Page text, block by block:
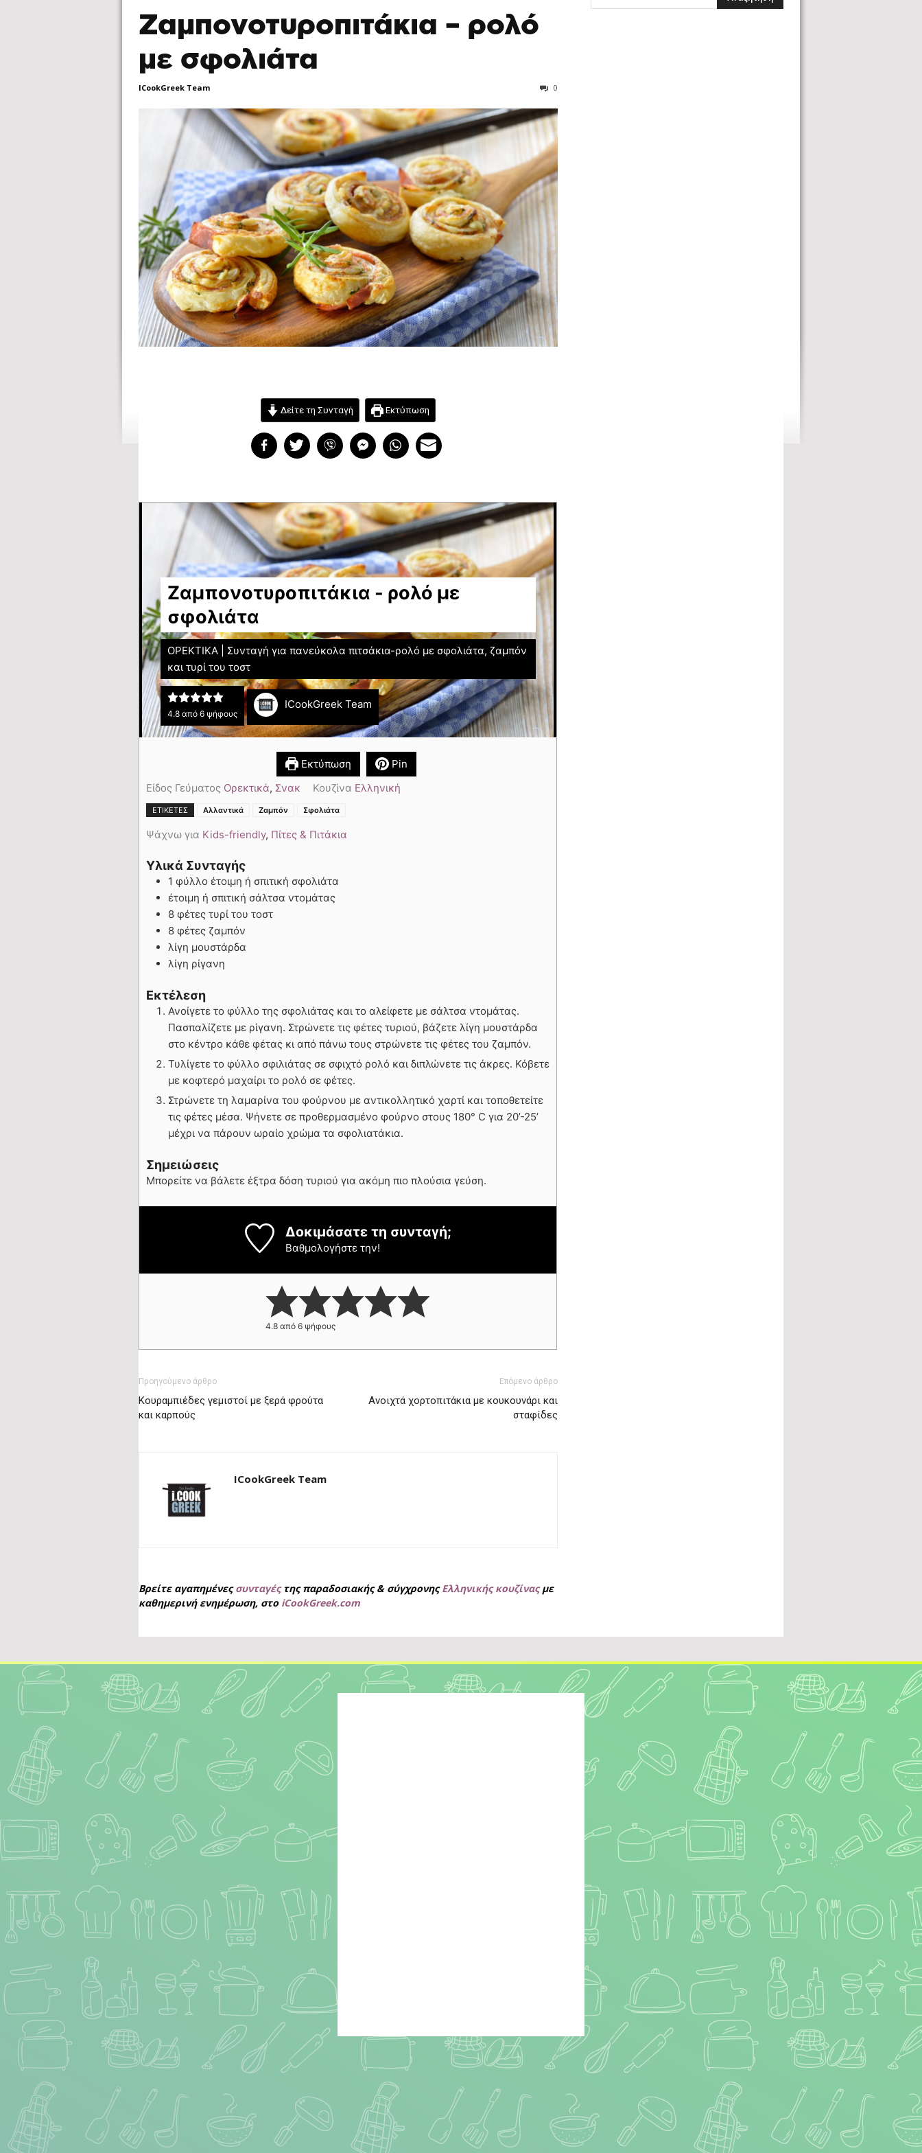
Ζαμπονοτυροπιτάκια – ρολό
με σφολιάτα
ICookGreek Team 0
Δείτε τη Συνταγή Εκτύπωση
Ζαμπονοτυροπιτάκια - ρολό με
σφολιάτα
ΟΡΕΚΤΙΚΑ | Συνταγή για πανεύκολα πιτσάκια-ρολό με σφολιάτα, ζαμπόν
και τυρί του τοστ
4.8από 6ψήφους
ICookGreek Team
Εκτύπωση
Pin
Είδος Γεύματος Ορεκτικά, Σνακ Κουζίνα Ελληνική
ΕΤΙΚΈΤΕΣ Αλλαντικά Ζαμπόν Σφολιάτα
Ψάχνω για Kids-friendly, Πίτες & Πιτάκια
Υλικά Συνταγής
1 φύλλο έτοιμη ή σπιτική σφολιάτα
έτοιμη ή σπιτική σάλτσα ντομάτας
8 φέτες τυρί του τοστ
8 φέτες ζαμπόν
λίγη μουστάρδα
λίγη ρίγανη
Εκτέλεση
Ανοίγετε το φύλλο της σφολιάτας και το αλείφετε με σάλτσα ντομάτας.
Πασπαλίζετε με ρίγανη. Στρώνετε τις φέτες τυριού, βάζετε λίγη μουστάρδα
στο κέντρο κάθε φέτας κι από πάνω τους στρώνετε τις φέτες του ζαμπόν.
Τυλίγετε το φύλλο σφιλιάτας σε σφιχτό ρολό και διπλώνετε τις άκρες. Κόβετε
με κοφτερό μαχαίρι το ρολό σε φέτες.
Στρώνετε τη λαμαρίνα του φούρνου με αντικολλητικό χαρτί και τοποθετείτε
τις φέτες μέσα. Ψήνετε σε προθερμασμένο φούρνο στους 180° C για 20’-25’
μέχρι να πάρουν ωραίο χρώμα τα σφολιατάκια.
Σημειώσεις
Μπορείτε να βάλετε έξτρα δόση τυριού για ακόμη πιο πλούσια γεύση.
Δοκιμάσατε τη συνταγή;
Βαθμολογήστε την!
4.8 από6 ψήφους
Προηγούμενο άρθρο
Κουραμπιέδες γεμιστοί με ξερά φρούτα
και καρπούς
Επόμενο άρθρο
Ανοιχτά χορτοπιτάκια με κουκουνάρι και
σταφίδες
ICookGreek Team
Βρείτε αγαπημένεςσυνταγέςτης παραδοσιακής & σύγχρονηςΕλληνικής κουζίναςμε
καθημερινή ενημέρωση, στο iCookGreek.com